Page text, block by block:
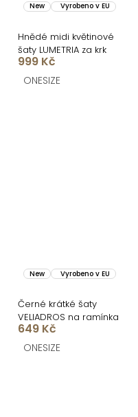
New Vyrobeno v EU
Hnědé midi květinové
šaty LUMETRIA za krk
999 Kč
ONESIZE
New Vyrobeno v EU
Černé krátké šaty
VELIADROS na ramínka
649 Kč
ONESIZE